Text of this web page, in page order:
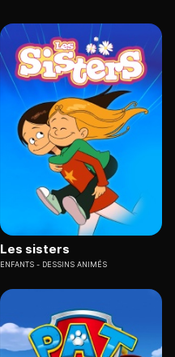
Les sisters
ENFANTS DESSINS ANIMÉS